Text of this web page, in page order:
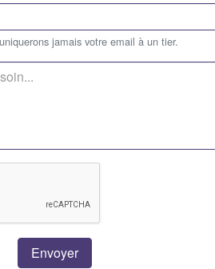
jamais votre email à un tier.